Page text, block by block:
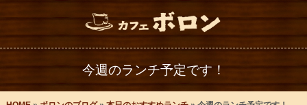
今週のランチ予定です！